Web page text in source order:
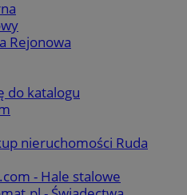
Rejonowa
do katalogu
nieruchomości Ruda
- Hale stalowe